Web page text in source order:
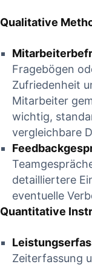
Qualitative
⁣Fragebögen⁢
Zufriedenheit
Mitarbeiter
wichtig,
vergleichbare
detailliertere‍
eventuelle
Quantitative
Zeiterfassung